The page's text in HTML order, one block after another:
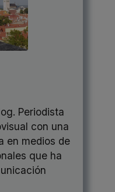
Periodista
con una
en medios de
que ha